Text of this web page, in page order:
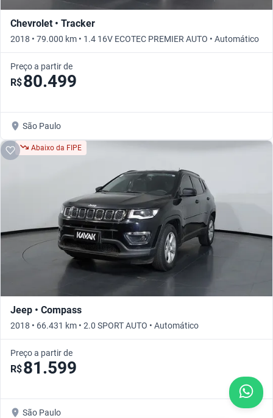
Chevrolet • Tracker
2018 • 79.000 km • 1.4 16V ECOTEC PREMIER AUTO • Automático
Preço a partir de
R$80.499
São Paulo
Abaixo da FIPE
Jeep • Compass
2018 • 66.431 km • 2.0 SPORT AUTO • Automático
Preço a partir de
R$81.599
São Paulo